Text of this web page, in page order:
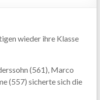
wieder ihre Klasse
(561), Marco
(557) sicherte sich die